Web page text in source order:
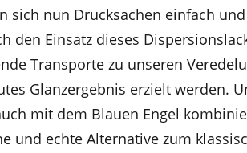
sich nun Drucksachen einfach
den Einsatz dieses
Transporte zu unseren
Glanzergebnis erzielt werden.
mit dem Blauen Engel
und echte Alternative zum